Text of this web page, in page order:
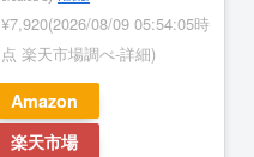
¥7,920(2026/08/09 05:54:05時
点 楽天市場調べ-詳細)
Amazon
楽天市場